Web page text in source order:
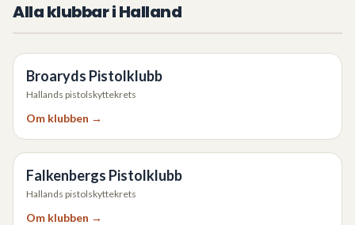
Alla klubbar iHalland
Broaryds Pistolklubb
Hallands pistolskyttekrets
Om klubben →
Falkenbergs Pistolklubb
Hallands pistolskyttekrets
Om klubben →